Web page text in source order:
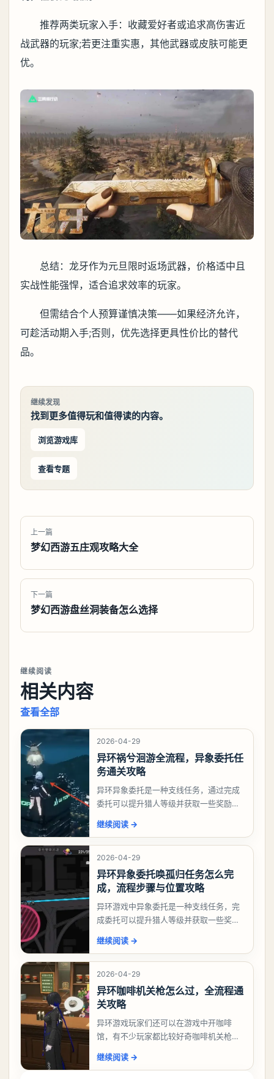
推荐两类玩家入手：收藏爱好者或追求高伤害近
战武器的玩家;若更注重实惠，其他武器或皮肤可能更
优。
总结：龙牙作为元旦限时返场武器，价格适中且
实战性能强悍，适合追求效率的玩家。
但需结合个人预算谨慎决策——如果经济允许，
可趁活动期入手;否则，优先选择更具性价比的替代
品。
继续发现
找到更多值得玩和值得读的内容。
浏览游戏库
查看专题
上一篇
梦幻西游五庄观攻略大全
下一篇
梦幻西游盘丝洞装备怎么选择
继续阅读
相关内容
查看全部
2026-04-29
异环祸兮洄游全流程，异象委托任
务通关攻略
异环异象委托是一种支线任务，通过完成
委托可以提升猎人等级并获取一些奖励，
么做，下面就来告诉大家。异环异象委托
祸兮洄游任务攻略
继续阅读 →
2026-04-29
异环异象委托唤孤归任务怎么完
成，流程步骤与位置攻略
异环游戏中异象委托是一种支线任务，完
成委托可以提升猎人等级并获取一些奖
么做，今天游戏熊就来告诉大家。异环异
象委托唤孤归任务攻
继续阅读 →
2026-04-29
异环咖啡机关枪怎么过，全流程通
关攻略
异环游戏玩家们还可以在游戏中开咖啡
馆，有不少玩家都比较好奇咖啡机关枪应
机关枪攻略。异环咖啡机关枪怎么过一、
继续阅读 →